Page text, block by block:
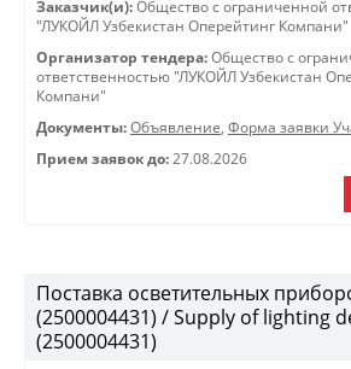
Заказчик(и): Общество с ограниченной
"ЛУКОЙЛ Узбекистан Оперейтинг Компани"
Организатор тендера: Общество с
ответственностью "ЛУКОЙЛ Узбекистан
Компани"
Документы: Объявление, Форма заявки
Прием заявок до: 27.08.2026
Поставка осветительных
(2500004431) / Supply of lighting
(2500004431)